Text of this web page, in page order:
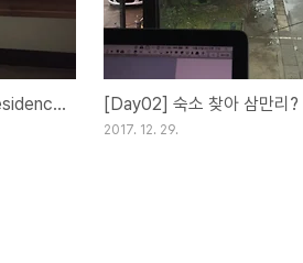
[Day04] The Dome Residence in Chiangmai [Day02] 숙소 찾아 삼만리?
2017. 12. 29.